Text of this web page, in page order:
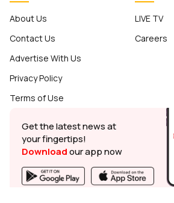
About Us
Contact Us
Advertise With Us
Privacy Policy
Terms of Use
LIVE TV
Careers
Get the latest news at
your fingertips!
Downloadour app now